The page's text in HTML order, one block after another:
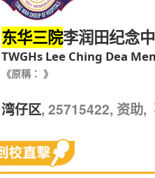
东华三院李润田纪念
TWGHs Lee Ching Dea
《原稱： 》
湾仔区, 25715422, 资助,